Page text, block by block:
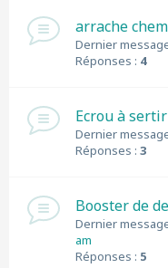
arrache
Dernier
Réponses : 4
Ecrou à sertir
Dernier
Réponses : 3
Booster de
Dernier
am
Réponses : 5